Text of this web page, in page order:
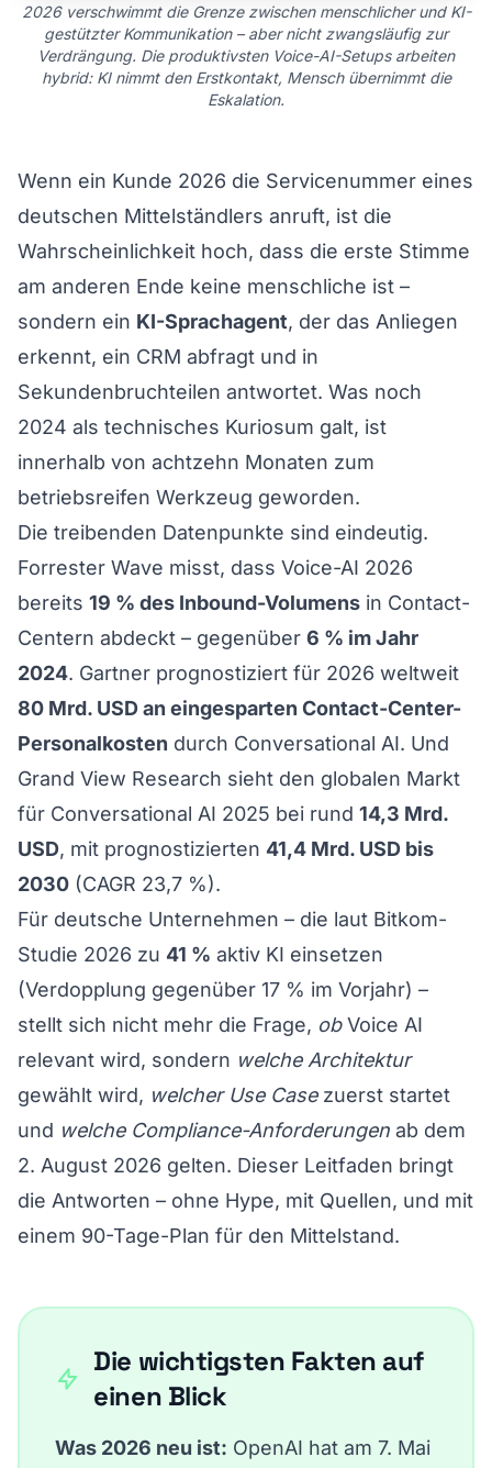
2026 verschwimmt die Grenze zwischen menschlicher und KI-
gestützter Kommunikation – aber nicht zwangsläufig zur
Verdrängung. Die produktivsten Voice-AI-Setups arbeiten
hybrid: KI nimmt den Erstkontakt, Mensch übernimmt die
Eskalation.
Wenn ein Kunde 2026 die Servicenummer eines
deutschen Mittelständlers anruft, ist die
Wahrscheinlichkeit hoch, dass die erste Stimme
am anderen Ende keine menschliche ist –
sondern ein KI-Sprachagent, der das Anliegen
erkennt, ein CRM abfragt und in
Sekundenbruchteilen antwortet. Was noch
2024 als technisches Kuriosum galt, ist
innerhalb von achtzehn Monaten zum
betriebsreifen Werkzeug geworden.
Die treibenden Datenpunkte sind eindeutig.
Forrester Wave misst, dass Voice-AI 2026
bereits 19 % des Inbound-Volumens in Contact-
Centern abdeckt – gegenüber 6 % im Jahr
2024. Gartner prognostiziert für 2026 weltweit
80 Mrd. USD an eingesparten Contact-Center-
Personalkosten durch Conversational AI. Und
Grand View Research sieht den globalen Markt
für Conversational AI 2025 bei rund 14,3 Mrd.
USD, mit prognostizierten 41,4 Mrd. USD bis
2030 (CAGR 23,7 %).
Für deutsche Unternehmen – die laut Bitkom-
Studie 2026 zu 41 % aktiv KI einsetzen
(Verdopplung gegenüber 17 % im Vorjahr) –
stellt sich nicht mehr die Frage, obVoice AI
relevant wird, sondern welche Architektur
gewählt wird, welcher Use Casezuerst startet
und welche Compliance-Anforderungen ab dem
2. August 2026 gelten. Dieser Leitfaden bringt
die Antworten – ohne Hype, mit Quellen, und mit
einem 90-Tage-Plan für den Mittelstand.
Die wichtigsten Fakten auf
einen Blick
Was 2026 neu ist: OpenAI hat am 7. Mai